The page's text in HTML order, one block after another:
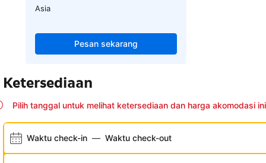
Asia
Pesan sekarang
Ketersediaan
Pilih tanggal untuk melihat ketersediaan dan harga akomodasi ini
Waktu check-in — Waktu check-out